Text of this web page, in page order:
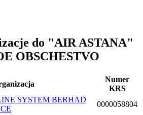
do "AIR ASTANA"
OBSCHESTVO
Numer
KRS
SYSTEM BERHAD
0000058804